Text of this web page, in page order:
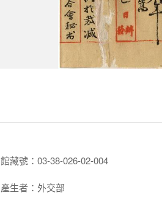
館藏號：03-38-026-02-004
產生者：外交部